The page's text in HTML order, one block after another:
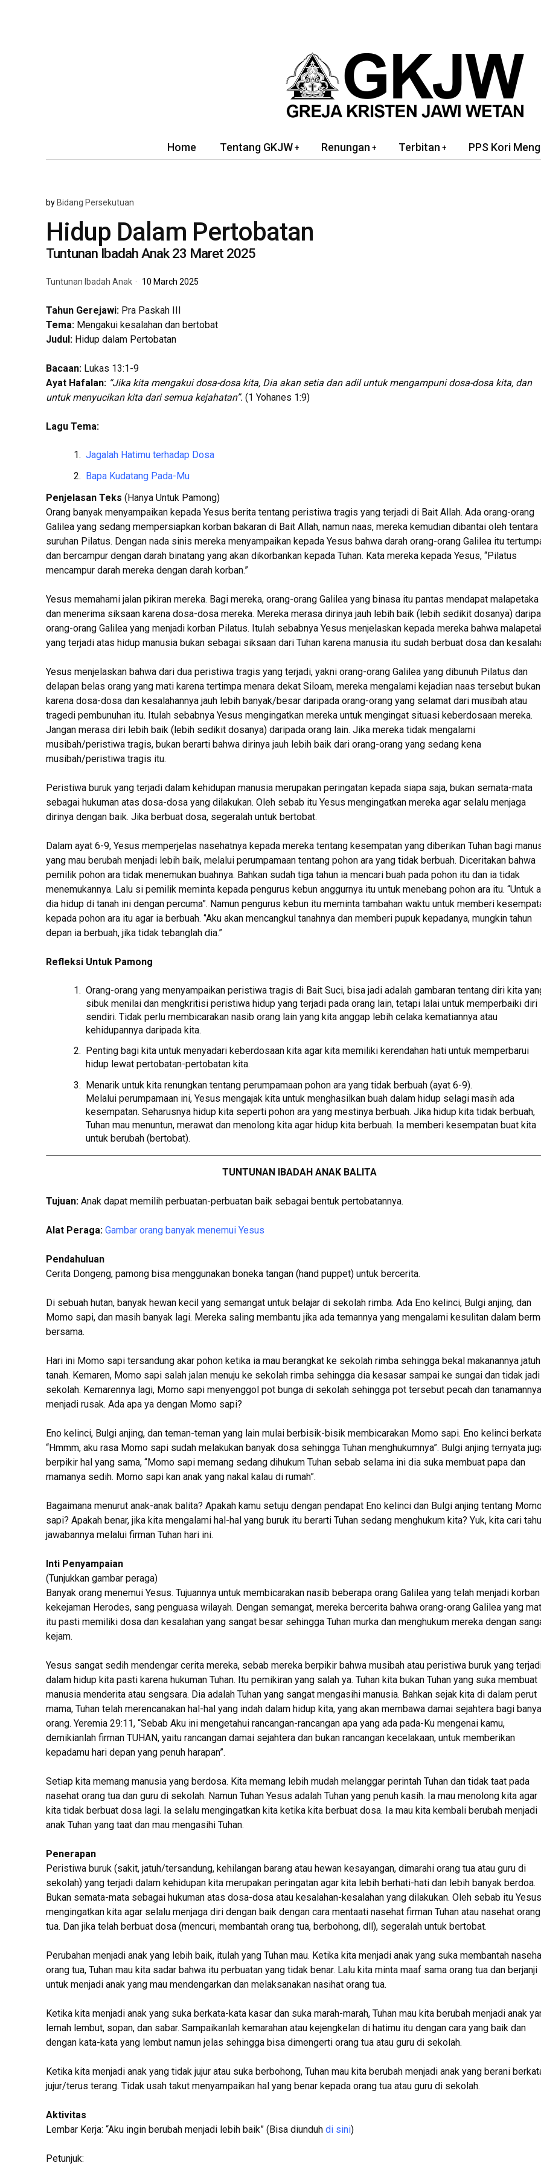
Home Tentang GKJW Renungan Terbitan PPS Kori
by Bidang Persekutuan
Hidup Dalam Pertobatan
Tuntunan Ibadah Anak 23 Maret 2025
Tuntunan Ibadah Anak 10 March 2025
Tahun Gerejawi:Pra Paskah III
Tema:Mengakui kesalahan dan bertobat
Judul:Hidup dalam Pertobatan
Bacaan:Lukas 13:1-9
Ayat Hafalan: “Jika kita mengakui dosa-dosa kita, Dia akan setia dan adil untuk mengampuni dosa-dosa kita, dan
untuk menyucikan kita dari semua kejahatan”. (1 Yohanes 1:9)
Lagu Tema:
Jagalah Hatimu terhadap Dosa
Bapa Kudatang Pada-Mu
Penjelasan Teks (Hanya Untuk Pamong)
Orang banyak menyampaikan kepada Yesus berita tentang peristiwa tragis yang terjadi di Bait Allah. Ada orang-orang
Galilea yang sedang mempersiapkan korban bakaran di Bait Allah, namun naas, mereka kemudian dibantai oleh tentara
suruhan Pilatus. Dengan nada sinis mereka menyampaikan kepada Yesus bahwa darah orang-orang Galilea itu
dan bercampur dengan darah binatang yang akan dikorbankan kepada Tuhan. Kata mereka kepada Yesus, “Pilatus
mencampur darah mereka dengan darah korban.”
Yesus memahami jalan pikiran mereka. Bagi mereka, orang-orang Galilea yang binasa itu pantas mendapat malapetaka
dan menerima siksaan karena dosa-dosa mereka. Mereka merasa dirinya jauh lebih baik (lebih sedikit dosanya)
orang-orang Galilea yang menjadi korban Pilatus. Itulah sebabnya Yesus menjelaskan kepada mereka bahwa
yang terjadi atas hidup manusia bukan sebagai siksaan dari Tuhan karena manusia itu sudah berbuat dosa dan
Yesus menjelaskan bahwa dari dua peristiwa tragis yang terjadi, yakni orang-orang Galilea yang dibunuh Pilatus dan
delapan belas orang yang mati karena tertimpa menara dekat Siloam, mereka mengalami kejadian naas tersebut bukan
karena dosa-dosa dan kesalahannya jauh lebih banyak/besar daripada orang-orang yang selamat dari musibah atau
tragedi pembunuhan itu. Itulah sebabnya Yesus mengingatkan mereka untuk mengingat situasi keberdosaan mereka.
Jangan merasa diri lebih baik (lebih sedikit dosanya) daripada orang lain. Jika mereka tidak mengalami
musibah/peristiwa tragis, bukan berarti bahwa dirinya jauh lebih baik dari orang-orang yang sedang kena
musibah/peristiwa tragis itu.
Peristiwa buruk yang terjadi dalam kehidupan manusia merupakan peringatan kepada siapa saja, bukan semata-mata
sebagai hukuman atas dosa-dosa yang dilakukan. Oleh sebab itu Yesus mengingatkan mereka agar selalu menjaga
dirinya dengan baik. Jika berbuat dosa, segeralah untuk bertobat.
Dalam ayat 6-9, Yesus memperjelas nasehatnya kepada mereka tentang kesempatan yang diberikan Tuhan bagi
yang mau berubah menjadi lebih baik, melalui perumpamaan tentang pohon ara yang tidak berbuah. Diceritakan bahwa
pemilik pohon ara tidak menemukan buahnya. Bahkan sudah tiga tahun ia mencari buah pada pohon itu dan ia tidak
menemukannya. Lalu si pemilik meminta kepada pengurus kebun anggurnya itu untuk menebang pohon ara itu. “Untuk
dia hidup di tanah ini dengan percuma”. Namun pengurus kebun itu meminta tambahan waktu untuk memberi
kepada pohon ara itu agar ia berbuah. ‘’Aku akan mencangkul tanahnya dan memberi pupuk kepadanya, mungkin tahun
depan ia berbuah, jika tidak tebanglah dia.”
Refleksi Untuk Pamong
Orang-orang yang menyampaikan peristiwa tragis di Bait Suci, bisa jadi adalah gambaran tentang diri kita
sibuk menilai dan mengkritisi peristiwa hidup yang terjadi pada orang lain, tetapi lalai untuk memperbaiki diri
sendiri. Tidak perlu membicarakan nasib orang lain yang kita anggap lebih celaka kematiannya atau
kehidupannya daripada kita.
Penting bagi kita untuk menyadari keberdosaan kita agar kita memiliki kerendahan hati untuk memperbarui
hidup lewat pertobatan-pertobatan kita.
Menarik untuk kita renungkan tentang perumpamaan pohon ara yang tidak berbuah (ayat 6-9).
Melalui perumpamaan ini, Yesus mengajak kita untuk menghasilkan buah dalam hidup selagi masih ada
kesempatan. Seharusnya hidup kita seperti pohon ara yang mestinya berbuah. Jika hidup kita tidak berbuah,
Tuhan mau menuntun, merawat dan menolong kita agar hidup kita berbuah. Ia memberi kesempatan buat kita
untuk berubah (bertobat).
TUNTUNAN IBADAH ANAK BALITA
Tujuan:Anak dapat memilih perbuatan-perbuatan baik sebagai bentuk pertobatannya.
Alat Peraga: Gambar orang banyak menemui Yesus
Pendahuluan
Cerita Dongeng, pamong bisa menggunakan boneka tangan (hand puppet) untuk bercerita.
Di sebuah hutan, banyak hewan kecil yang semangat untuk belajar di sekolah rimba. Ada Eno kelinci, Bulgi anjing, dan
Momo sapi, dan masih banyak lagi. Mereka saling membantu jika ada temannya yang mengalami kesulitan dalam
bersama.
Hari ini Momo sapi tersandung akar pohon ketika ia mau berangkat ke sekolah rimba sehingga bekal makanannya
tanah. Kemaren, Momo sapi salah jalan menuju ke sekolah rimba sehingga dia kesasar sampai ke sungai dan tidak
sekolah. Kemarennya lagi, Momo sapi menyenggol pot bunga di sekolah sehingga pot tersebut pecah dan tanamannya
menjadi rusak. Ada apa ya dengan Momo sapi?
Eno kelinci, Bulgi anjing, dan teman-teman yang lain mulai berbisik-bisik membicarakan Momo sapi. Eno kelinci
“Hmmm, aku rasa Momo sapi sudah melakukan banyak dosa sehingga Tuhan menghukumnya”. Bulgi anjing ternyata
berpikir hal yang sama, “Momo sapi memang sedang dihukum Tuhan sebab selama ini dia suka membuat papa dan
mamanya sedih. Momo sapi kan anak yang nakal kalau di rumah”.
Bagaimana menurut anak-anak balita? Apakah kamu setuju dengan pendapat Eno kelinci dan Bulgi anjing tentang
sapi? Apakah benar, jika kita mengalami hal-hal yang buruk itu berarti Tuhan sedang menghukum kita? Yuk, kita cari tahu
jawabannya melalui firman Tuhan hari ini.
Inti Penyampaian
(Tunjukkan gambar peraga)
Banyak orang menemui Yesus. Tujuannya untuk membicarakan nasib beberapa orang Galilea yang telah menjadi korban
kekejaman Herodes, sang penguasa wilayah. Dengan semangat, mereka bercerita bahwa orang-orang Galilea yang
itu pasti memiliki dosa dan kesalahan yang sangat besar sehingga Tuhan murka dan menghukum mereka dengan
kejam.
Yesus sangat sedih mendengar cerita mereka, sebab mereka berpikir bahwa musibah atau peristiwa buruk yang
dalam hidup kita pasti karena hukuman Tuhan. Itu pemikiran yang salah ya. Tuhan kita bukan Tuhan yang suka membuat
manusia menderita atau sengsara. Dia adalah Tuhan yang sangat mengasihi manusia. Bahkan sejak kita di dalam perut
mama, Tuhan telah merencanakan hal-hal yang indah dalam hidup kita, yang akan membawa damai sejahtera bagi
orang. Yeremia 29:11, “Sebab Aku ini mengetahui rancangan-rancangan apa yang ada pada-Ku mengenai kamu,
demikianlah firman TUHAN, yaitu rancangan damai sejahtera dan bukan rancangan kecelakaan, untuk memberikan
kepadamu hari depan yang penuh harapan”.
Setiap kita memang manusia yang berdosa. Kita memang lebih mudah melanggar perintah Tuhan dan tidak taat pada
nasehat orang tua dan guru di sekolah. Namun Tuhan Yesus adalah Tuhan yang penuh kasih. Ia mau menolong kita agar
kita tidak berbuat dosa lagi. Ia selalu mengingatkan kita ketika kita berbuat dosa. Ia mau kita kembali berubah menjadi
anak Tuhan yang taat dan mau mengasihi Tuhan.
Penerapan
Peristiwa buruk (sakit, jatuh/tersandung, kehilangan barang atau hewan kesayangan, dimarahi orang tua atau guru di
sekolah) yang terjadi dalam kehidupan kita merupakan peringatan agar kita lebih berhati-hati dan lebih banyak berdoa.
Bukan semata-mata sebagai hukuman atas dosa-dosa atau kesalahan-kesalahan yang dilakukan. Oleh sebab itu Yesus
mengingatkan kita agar selalu menjaga diri dengan baik dengan cara mentaati nasehat firman Tuhan atau nasehat orang
tua. Dan jika telah berbuat dosa (mencuri, membantah orang tua, berbohong, dll), segeralah untuk bertobat.
Perubahan menjadi anak yang lebih baik, itulah yang Tuhan mau. Ketika kita menjadi anak yang suka membantah
orang tua, Tuhan mau kita sadar bahwa itu perbuatan yang tidak benar. Lalu kita minta maaf sama orang tua dan berjanji
untuk menjadi anak yang mau mendengarkan dan melaksanakan nasihat orang tua.
Ketika kita menjadi anak yang suka berkata-kata kasar dan suka marah-marah, Tuhan mau kita berubah menjadi anak
lemah lembut, sopan, dan sabar. Sampaikanlah kemarahan atau kejengkelan di hatimu itu dengan cara yang baik dan
dengan kata-kata yang lembut namun jelas sehingga bisa dimengerti orang tua atau guru di sekolah.
Ketika kita menjadi anak yang tidak jujur atau suka berbohong, Tuhan mau kita berubah menjadi anak yang berani
jujur/terus terang. Tidak usah takut menyampaikan hal yang benar kepada orang tua atau guru di sekolah.
Aktivitas
Lembar Kerja: “Aku ingin berubah menjadi lebih baik” (Bisa diunduh di sini)
Petunjuk: